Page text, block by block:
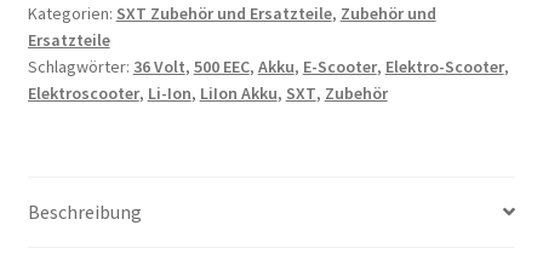
Kategorien: SXT Zubehör und Ersatzteile, Zubehör und
Ersatzteile
Schlagwörter: 36 Volt, 500 EEC, Akku, E-Scooter, Elektro-Scooter,
Elektroscooter, Li-Ion, LiIon Akku, SXT, Zubehör
Beschreibung